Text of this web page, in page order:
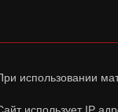
использовании
использует IP